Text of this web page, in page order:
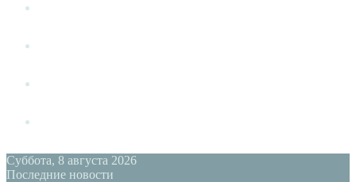
Суббота, 8 августа 2026
Последние новости